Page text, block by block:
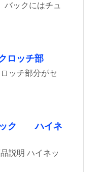
バックにはチュ
ロッチ部
ッチ部分がセ
ック ハイネ
説明 ハイネッ